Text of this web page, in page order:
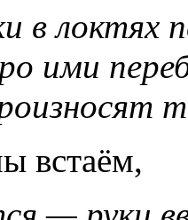
в локтях
ими
встаём,